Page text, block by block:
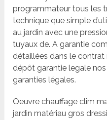
programmateur tous les
technique que simple
au jardin avec une
tuyaux de. A garantie
détaillées dans le contrat
dépôt garantie legale
garanties légales.
Oeuvre chauffage clim
jardin matériau gros